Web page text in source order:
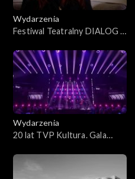
Wydarzenia
Festiwal Teatralny DIALOG –
jest
Wydarzenia
20 lat TVP Kultura. Gala